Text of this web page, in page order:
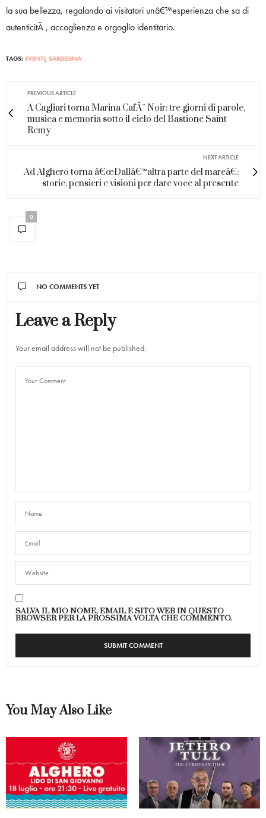
la sua bellezza, regalando ai visitatori unâ€™esperienza che sa di
autenticitÃ , accoglienza e orgoglio identitario.
TAGS: EVENTI SARDEGNA
PREVIOUS ARTICLE
A Cagliari torna Marina CafÃ¨ Noir: tre giorni di parole,
musica e memoria sotto il cielo del Bastione Saint
Remy
NEXT ARTICLE
Ad Alghero torna â€œDallâ€™altra parte del mareâ€:
storie, pensieri e visioni per dare voce al presente
0
NO COMMENTS YET
Leave a Reply
Your email address will not be published.
SALVA IL MIO NOME, EMAIL E SITO WEB IN QUESTO
BROWSER PER LA PROSSIMA VOLTA CHE COMMENTO.
You May Also Like